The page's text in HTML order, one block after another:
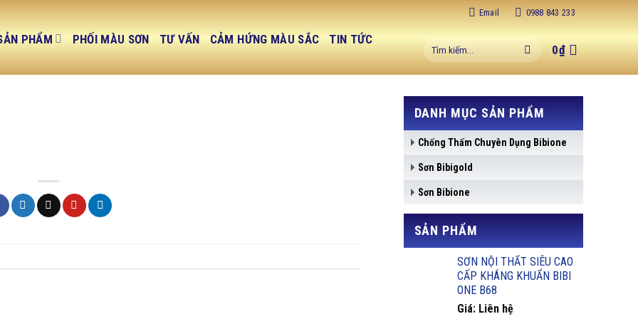
Email 0988 843 233
PHẨM PHỐI MÀU SƠN TƯ VẤN CẢM HỨNG MÀU SẮC
TIN TỨC
kiếm:
0₫
DANH MỤC SẢN PHẨM
Chống Thấm Chuyên Dụng Bibione
Sơn Bibigold
Sơn Bibione
SẢN PHẨM
SƠN NỘI THẤT SIÊU CAO
CẤP KHÁNG KHUẨN BIBI
ONE B68
Giá: Liên hệ